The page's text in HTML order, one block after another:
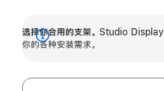
选择你合用的支架。 Studio Display
你的各种安装需求。
展